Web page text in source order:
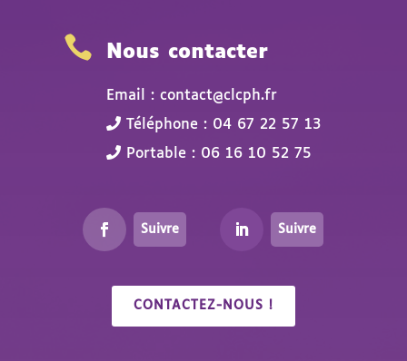
 Nous contacter
Email : contact@clcph.fr
Téléphone : 04 67 22 57 13
Portable : 06 16 10 52 75
Suivre Suivre
CONTACTEZ-NOUS !